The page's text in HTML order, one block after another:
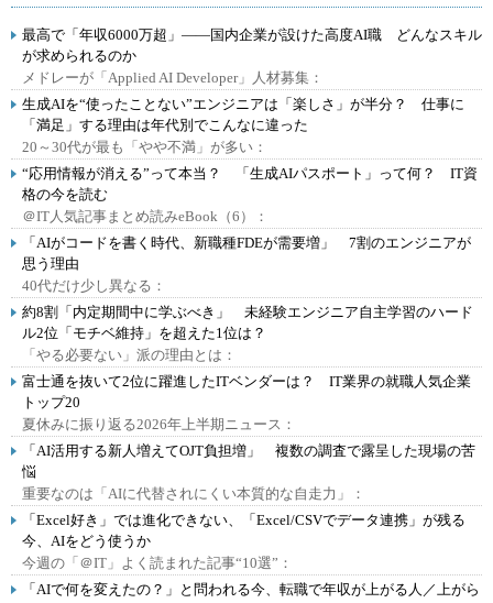
最高で「年収6000万超」――国内企業が設けた高度AI職 どんなスキル
が求められるのか
メドレーが「Applied AI Developer」人材募集：
生成AIを“使ったことない”エンジニアは「楽しさ」が半分？ 仕事に
「満足」する理由は年代別でこんなに違った
20～30代が最も「やや不満」が多い：
“応用情報が消える”って本当？ 「生成AIパスポート」って何？ IT資
格の今を読む
＠IT人気記事まとめ読みeBook（6）：
「AIがコードを書く時代、新職種FDEが需要増」 7割のエンジニアが
思う理由
40代だけ少し異なる：
約8割「内定期間中に学ぶべき」 未経験エンジニア自主学習のハード
ル2位「モチベ維持」を超えた1位は？
「やる必要ない」派の理由とは：
富士通を抜いて2位に躍進したITベンダーは？ IT業界の就職人気企業
トップ20
夏休みに振り返る2026年上半期ニュース：
「AI活用する新人増えてOJT負担増」 複数の調査で露呈した現場の苦
悩
重要なのは「AIに代替されにくい本質的な自走力」：
「Excel好き」では進化できない、「Excel/CSVでデータ連携」が残る
今、AIをどう使うか
今週の「＠IT」よく読まれた記事“10選”：
「AIで何を変えたの？」と問われる今、転職で年収が上がる人／上がら